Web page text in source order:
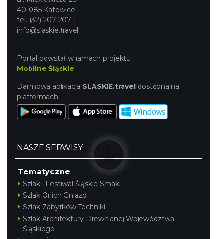
Śląsko Wilijo
Chorzów
4.42 km
Wystawa prof. Włodzimierza
13.75 km
40-085 Katowice
tel. (32) 207 207 1
info@slaskie.travel
Portal powstał w ramach projektu
Mobilne Śląskie
Darmowa aplikacja SLASKIE.travel dostępna na
platformach
NASZE SERWISY
Tematyczne
Szlak i Festiwal Śląskie Smaki
Szlak Orlich Gniazd
Szlak Zabytków Techniki
Szlak Architektury Drewnianej Województwa
Śląskiego